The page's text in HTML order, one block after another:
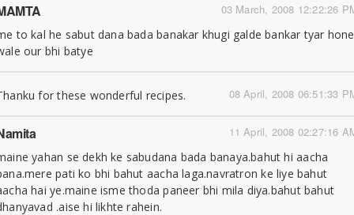
03 March, 2008 12:22:26
to kal he sabut dana bada banakar khugi galde bankar tyar hone
our bhi batye
08 April, 2008 06:51:33
for these wonderful recipes.
11 April, 2008 02:27:16
yahan se dekh ke sabudana bada banaya.bahut hi aacha
pati ko bhi bahut aacha laga.navratron ke liye bahut
hai ye.maine isme thoda paneer bhi mila diya.bahut bahut
.aise hi likhte rahein.